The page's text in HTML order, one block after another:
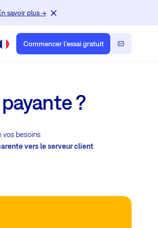
savoir plus →
Commencer l'essai gratuit
?
vos besoins
vers le serveur client